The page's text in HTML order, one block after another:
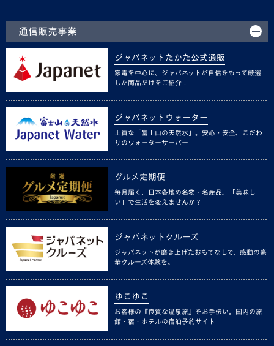
通信販売事業
ジャパネットたかた公式通販
家電を中心に、ジャパネットが自信をもって厳選
した商品だけをご紹介！
ジャパネットウォーター
上質な「富士山の天然水」。安心・安全、こだわ
りのウォーターサーバー
グルメ定期便
毎月届く、日本各地の名物・名産品。「美味し
い」で生活を変えませんか？
ジャパネットクルーズ
ジャパネットが磨き上げたおもてなしで、感動の豪
華クルーズ体験を。
ゆこゆこ
お客様の『良質な温泉旅』をお手伝い。国内の旅
館・宿・ホテルの宿泊予約サイト